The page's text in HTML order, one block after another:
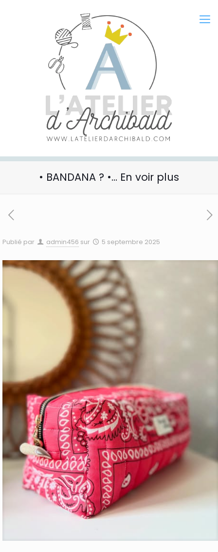
• BANDANA ? •… En voir plus
Publié par admin456 sur 5 septembre 2025